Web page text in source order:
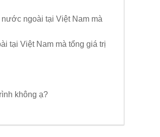
ngoài tại Việt Nam mà
tại Việt Nam mà tổng giá trị
không ạ?